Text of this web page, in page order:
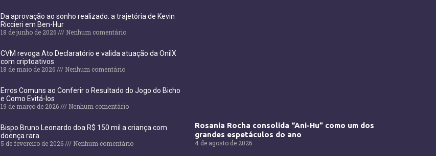
Da aprovação ao sonho realizado: a trajetória de Kevin
Riccieri em Ben-Hur
18 de junho de 2026
Nenhum comentário
CVM revoga Ato Declaratório e valida atuação da OnilX
com criptoativos
18 de maio de 2026
Nenhum comentário
Erros Comuns ao Conferir o Resultado do Jogo do Bicho
e Como Evitá-los
19 de março de 2026
Nenhum comentário
Bispo Bruno Leonardo doa R$ 150 mil a criança com
doença rara
5 de fevereiro de 2026
Nenhum comentário
Rosania Rocha consolida “Ani-Hu” como um dos
grandes espetáculos do ano
4 de agosto de 2026